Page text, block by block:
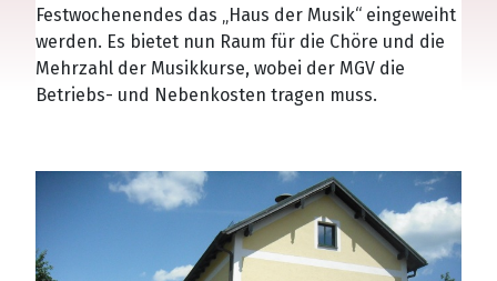
Festwochenendes das „Haus der Musik“ eingeweiht
werden. Es bietet nun Raum für die Chöre und die
Mehrzahl der Musikkurse, wobei der MGV die
Betriebs- und Nebenkosten tragen muss.